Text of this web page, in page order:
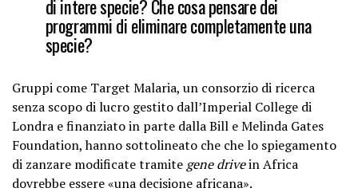
di intere specie? Che cosa pensare dei
programmi di eliminare completamente una
specie?
Gruppi come Target Malaria, un consorzio di ricerca
senza scopo di lucro gestito dall’Imperial College di
Londra e finanziato in parte dalla Bill e Melinda Gates
Foundation, hanno sottolineato che che lo spiegamento
di zanzare modificate tramite gene drivein Africa
dovrebbe essere «una decisione africana».